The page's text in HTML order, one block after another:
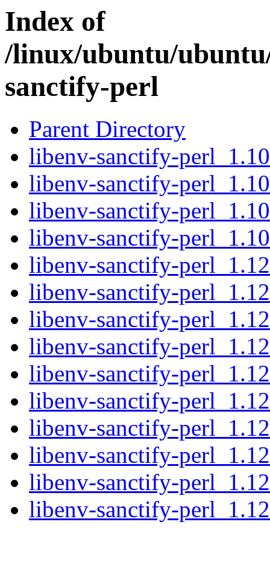
Index of
/linux/ubuntu/
sanctify-perl
Parent Directory
libenv-sanctify-
libenv-sanctify-
libenv-sanctify-
libenv-sanctify-
libenv-sanctify-
libenv-sanctify-
libenv-sanctify-
libenv-sanctify-
libenv-sanctify-
libenv-sanctify-
libenv-sanctify-
libenv-sanctify-
libenv-sanctify-
libenv-sanctify-